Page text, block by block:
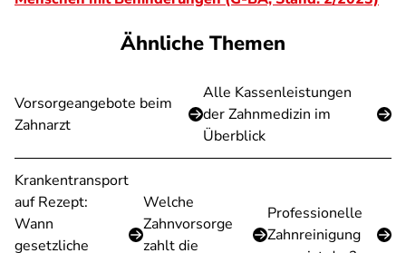
Ähnliche Themen
Vorsorgeangebote beim
Zahnarzt
Alle Kassenleistungen
der Zahnmedizin im
Überblick
Krankentransport
auf Rezept:
Wann
gesetzliche
Welche
Zahnvorsorge
zahlt die
Professionelle
Zahnreinigung